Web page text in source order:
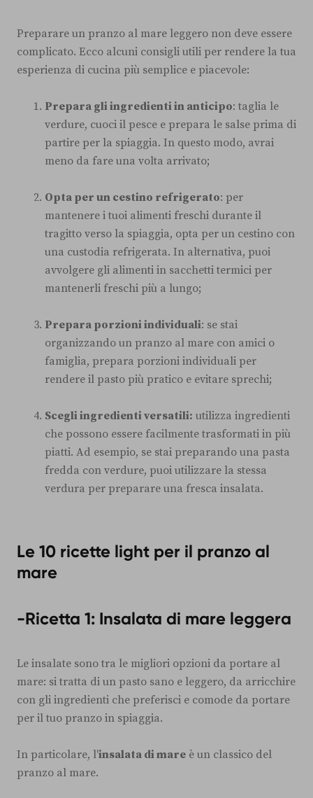
Preparare un pranzo al mare leggero non deve essere
complicato. Ecco alcuni consigli utili per rendere la tua
esperienza di cucina più semplice e piacevole:
Prepara gli ingredienti in anticipo: taglia le
verdure, cuoci il pesce e prepara le salse prima di
partire per la spiaggia. In questo modo, avrai
meno da fare una volta arrivato;
Opta per un cestino refrigerato: per
mantenere i tuoi alimenti freschi durante il
tragitto verso la spiaggia, opta per un cestino con
una custodia refrigerata. In alternativa, puoi
avvolgere gli alimenti in sacchetti termici per
mantenerli freschi più a lungo;
Prepara porzioni individuali: se stai
organizzando un pranzo al mare con amici o
famiglia, prepara porzioni individuali per
rendere il pasto più pratico e evitare sprechi;
Scegli ingredienti versatili: utilizza ingredienti
che possono essere facilmente trasformati in più
piatti. Ad esempio, se stai preparando una pasta
fredda con verdure, puoi utilizzare la stessa
verdura per preparare una fresca insalata.
Le 10 ricette light per il pranzo al
mare
-Ricetta 1: Insalata di mare leggera
Le insalate sono tra le migliori opzioni da portare al
mare: si tratta di un pasto sano e leggero, da arricchire
con gli ingredienti che preferisci e comode da portare
per il tuo pranzo in spiaggia.
In particolare, l'insalata di mare è un classico del
pranzo al mare.